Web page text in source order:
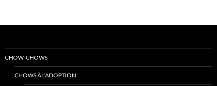
CHOW-CHOWS
CHOWS À L’ADOPTION